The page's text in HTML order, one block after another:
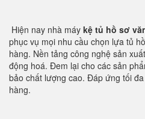
Hiện nay nhà máy kệ tủ hồ sơ
phục vụ mọi nhu cầu chọn lựa tủ
hàng. Nền tảng công nghệ sản
động hoá. Đem lại cho các sản
bảo chất lượng cao. Đáp ứng tối
hàng.